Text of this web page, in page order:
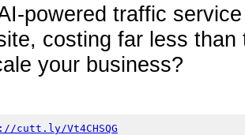
powered traffic
costing far less
your business?
cutt.ly/Vt4CHSQG